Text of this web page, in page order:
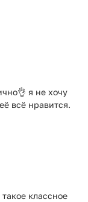
я не хочу
всё нравится.
классное